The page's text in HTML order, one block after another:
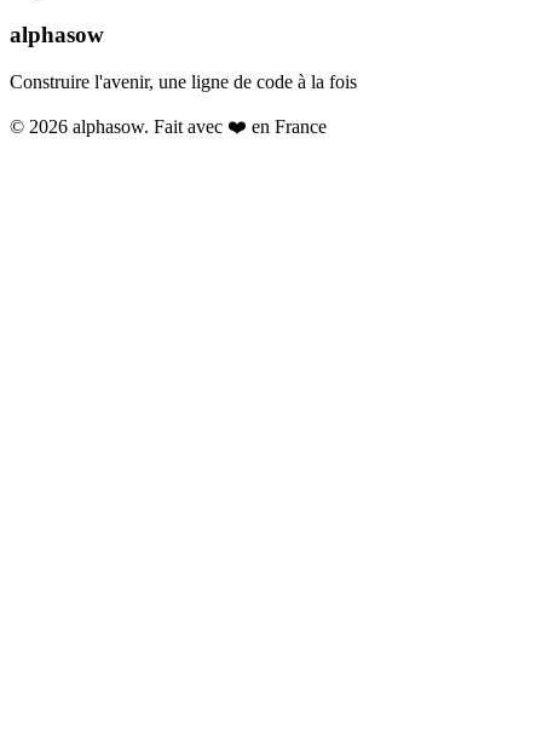
alphasow
Construire l'avenir, une ligne de code à la fois
© 2026 alphasow. Fait avec ❤️ en France